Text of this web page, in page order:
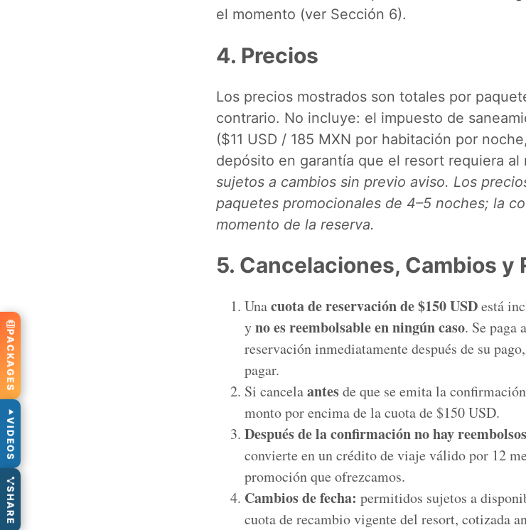
el momento (ver Sección 6).
4. Precios
Los precios mostrados son totales por
contrario. No incluye: el impuesto de
($11 USD / 185 MXN por habitación por
depósito en garantía que el resort requiera al
sujetos a cambios sin previo aviso. Los
paquetes promocionales de 4–5 noches; la
momento de la reserva.
5. Cancelaciones, Cambios y
Unacuota de reservación de $150 USDestá
yno es reembolsable en ningún caso. Se paga
reservación inmediatamente después de su
pagar.
Si cancelaantesde que se emita la
monto por encima de la cuota de $150 USD.
Después de la confirmación no hay
convierte en un crédito de viaje válido por 12
promoción que ofrezcamos.
Cambios de fecha: permitidos sujetos a
cuota de recambio vigente del resort, cotizada
PACKAGES
VIDEOS
SHARE